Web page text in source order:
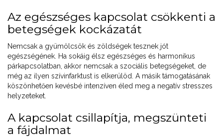
Az egészséges kapcsolat csökkenti a
betegségek kockázatát
Nemcsak a gyümölcsök és zöldségek tesznek jót
egészségének. Ha sokáig élsz egészséges és harmonikus
párkapcsolatban, akkor nemcsak a szociális betegségeket, de
még az ilyen szívinfarktust is elkerülöd. A másik támogatásának
köszönhetően kevésbé intenzíven éled meg a negatív stresszes
helyzeteket.
A kapcsolat csillapítja, megszünteti
a fájdalmat